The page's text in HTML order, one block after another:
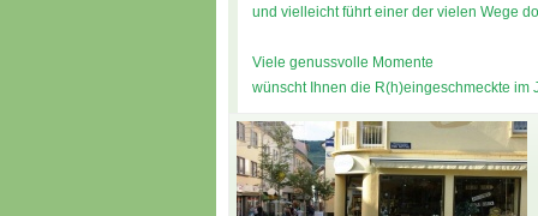
und vielleicht führt einer der vielen Wege
Viele genussvolle Momente
wünscht Ihnen die R(h)eingeschmeckte im